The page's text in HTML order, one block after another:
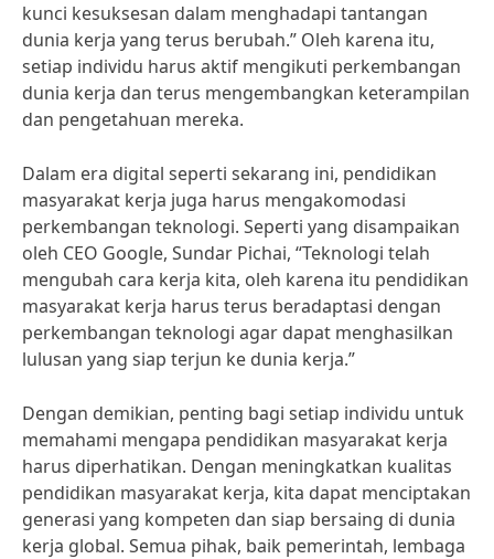
kunci kesuksesan dalam menghadapi tantangan
dunia kerja yang terus berubah.” Oleh karena itu,
setiap individu harus aktif mengikuti perkembangan
dunia kerja dan terus mengembangkan keterampilan
dan pengetahuan mereka.
Dalam era digital seperti sekarang ini, pendidikan
masyarakat kerja juga harus mengakomodasi
perkembangan teknologi. Seperti yang disampaikan
oleh CEO Google, Sundar Pichai, “Teknologi telah
mengubah cara kerja kita, oleh karena itu pendidikan
masyarakat kerja harus terus beradaptasi dengan
perkembangan teknologi agar dapat menghasilkan
lulusan yang siap terjun ke dunia kerja.”
Dengan demikian, penting bagi setiap individu untuk
memahami mengapa pendidikan masyarakat kerja
harus diperhatikan. Dengan meningkatkan kualitas
pendidikan masyarakat kerja, kita dapat menciptakan
generasi yang kompeten dan siap bersaing di dunia
kerja global. Semua pihak, baik pemerintah, lembaga